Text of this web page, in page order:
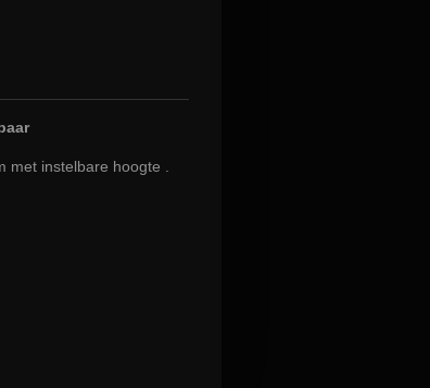
instelbare hoogte .